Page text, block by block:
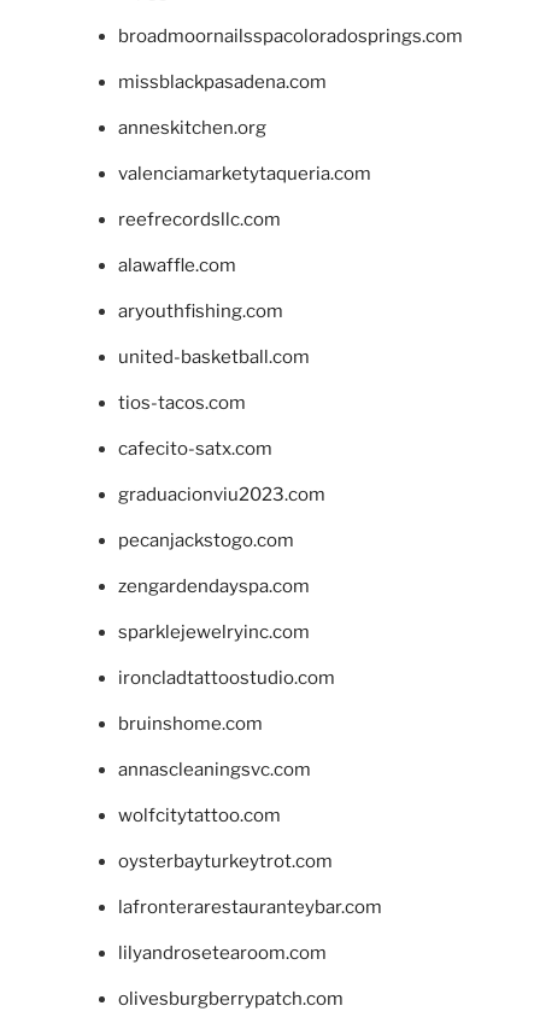
broadmoornailsspacoloradosprings.com
missblackpasadena.com
anneskitchen.org
valenciamarketytaqueria.com
reefrecordsllc.com
alawaffle.com
aryouthfishing.com
united-basketball.com
tios-tacos.com
cafecito-satx.com
graduacionviu2023.com
pecanjackstogo.com
zengardendayspa.com
sparklejewelryinc.com
ironcladtattoostudio.com
bruinshome.com
annascleaningsvc.com
wolfcitytattoo.com
oysterbayturkeytrot.com
lafronterarestauranteybar.com
lilyandrosetearoom.com
olivesburgberrypatch.com